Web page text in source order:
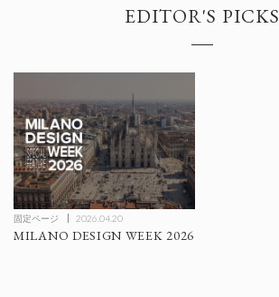
EDITOR'S PICKS
固定ページ 2026.04.20
MILANO DESIGN WEEK 2026